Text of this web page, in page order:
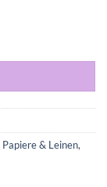
Papiere & Leinen,